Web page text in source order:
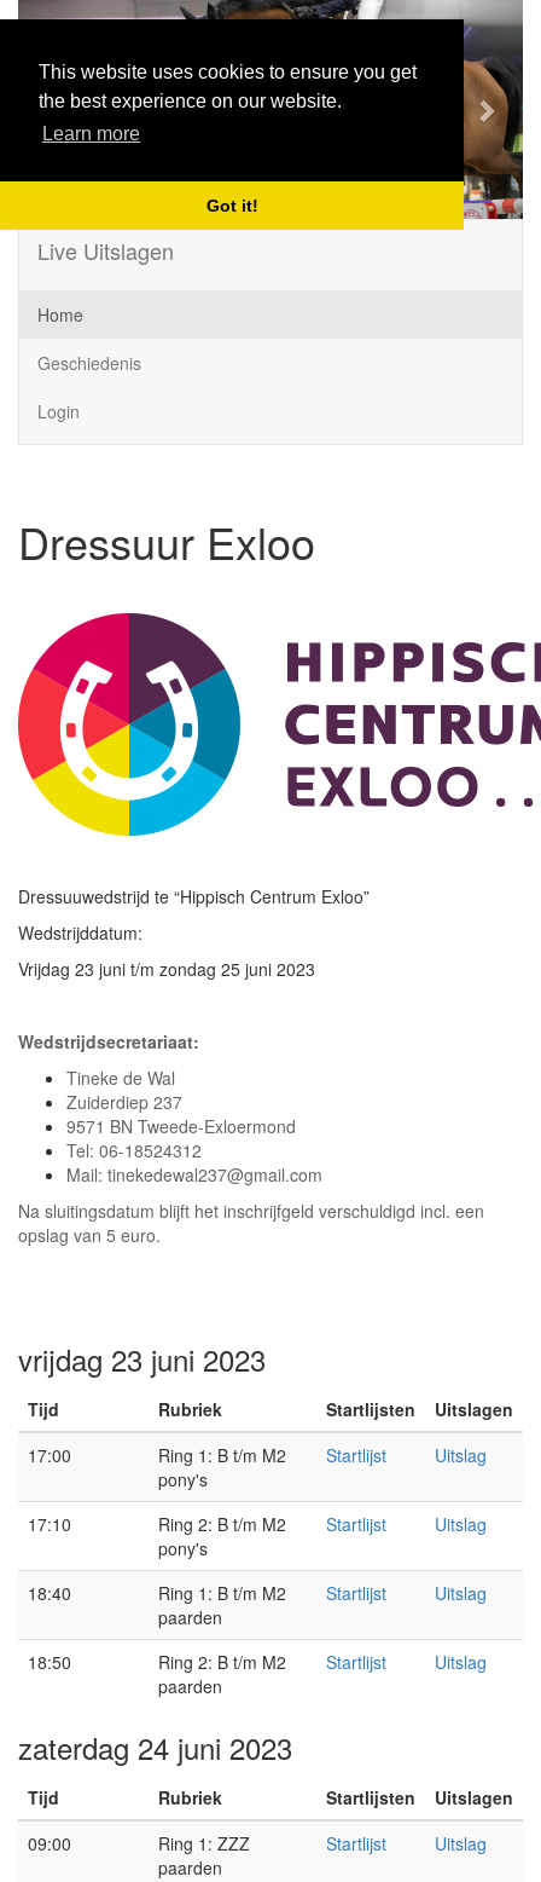
This website uses cookies to ensure you get
the best experience on our website.
Learn more
Got it!
Previous Next
Live Uitslagen
Home
Geschiedenis
Login
Dressuur Exloo
Dressuuwedstrijd te “Hippisch Centrum Exloo”
Wedstrijddatum:
Vrijdag 23 juni t/m zondag 25 juni 2023
Wedstrijdsecretariaat:
Tineke de Wal
Zuiderdiep 237
9571 BN Tweede-Exloermond
Tel: 06-18524312
Mail: tinekedewal237@gmail.com
Na sluitingsdatum blijft het inschrijfgeld verschuldigd incl. een
opslag van 5 euro.
vrijdag 23 juni 2023
Tijd Rubriek Startlijsten
Uitslagen
17:00
Ring 1: B t/m M2
pony's
Startlijst Uitslag
17:10
Ring 2: B t/m M2
pony's
Startlijst Uitslag
18:40
Ring 1: B t/m M2
paarden
Startlijst Uitslag
18:50
Ring 2: B t/m M2
paarden
Startlijst Uitslag
zaterdag 24 juni 2023
Tijd Rubriek Startlijsten
Uitslagen
09:00
Ring 1: ZZZ
paarden
Startlijst Uitslag